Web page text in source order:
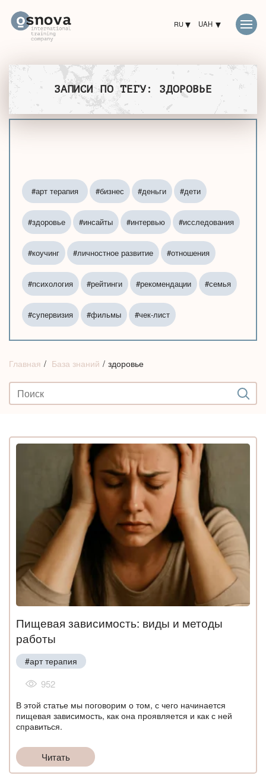
RU UAH
ЗАПИСИ ПО ТЕГУ: ЗДОРОВЬЕ
#арт терапия #бизнес #деньги #дети
#здоровье #инсайты #интервью #исследования
#коучинг #личностное развитие #отношения
#психология #рейтинги #рекомендации #семья
#супервизия #фильмы #чек-лист
Главная База знаний здоровье
Пищевая зависимость: виды и методы
работы
#арт терапия
952
В этой статье мы поговорим о том, с чего начинается
пищевая зависимость, как она проявляется и как с ней
справиться.
Читать